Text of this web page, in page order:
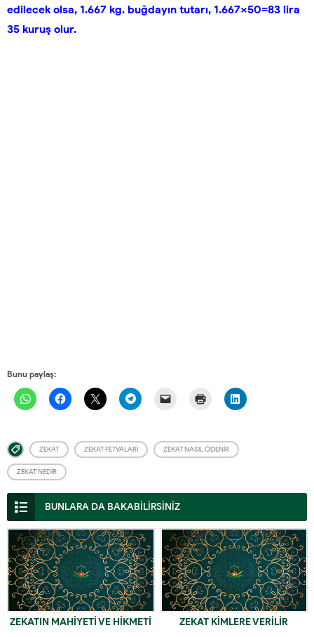
edilecek olsa, 1.667 kg. buğdayın tutarı, 1.667×50=83 lira
35 kuruş olur.
Bunu paylaş:
ZEKAT ZEKAT FETVALARI ZEKAT NASIL ÖDENIR
ZEKAT NEDIR
BUNLARA DA BAKABİLİRSİNİZ
ZEKATIN MAHİYETİ VE HİKMETİ ZEKAT KİMLERE VERİLİR